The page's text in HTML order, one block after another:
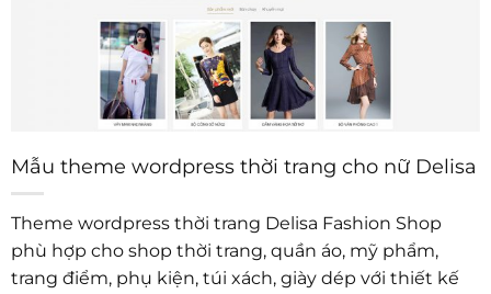
Mẫu theme wordpress thời trang cho nữ Delisa
Theme wordpress thời trang Delisa Fashion Shop
phù hợp cho shop thời trang, quần áo, mỹ phẩm,
trang điểm, phụ kiện, túi xách, giày dép với thiết kế